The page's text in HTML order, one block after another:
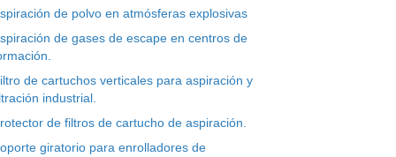
de polvo en atmósferas explosivas
de gases de escape en centros de
de cartuchos verticales para aspiración y
industrial.
de filtros de cartucho de aspiración.
giratorio para enrolladores de